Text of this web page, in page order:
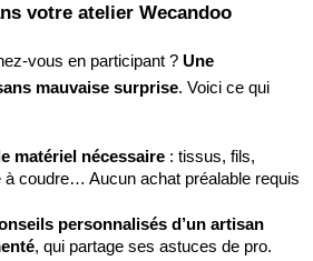
votre atelier Wecandoo
vous en participant ? Une
mauvaise surprise. Voici ce qui
matériel nécessaire : tissus, fils,
à coudre… Aucun achat préalable requis
personnalisés d’un artisan
, qui partage ses astuces de pro.